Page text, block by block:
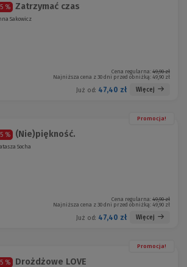
% Zatrzymać czas
Sakowicz
Cena regularna: 49,90 zł
Najniższa cena z 30 dni przed obniżką: 49,90 zł
Już od: 47,40 zł Więcej
Promocja!
% (Nie)piękność.
Socha
Cena regularna: 49,90 zł
Najniższa cena z 30 dni przed obniżką: 49,90 zł
Już od: 47,40 zł Więcej
Promocja!
% Drożdżowe LOVE